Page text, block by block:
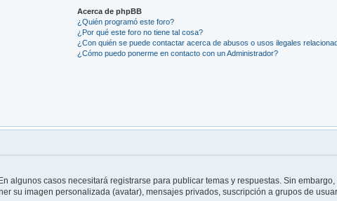
Acerca de phpBB
¿Quién programó este foro?
¿Por qué este foro no tiene tal cosa?
¿Con quién se puede contactar acerca de abusos o usos ilegales
¿Cómo puedo ponerme en contacto con un Administrador?
algunos casos necesitará registrarse para publicar temas y respuestas. Sin
su imagen personalizada (avatar), mensajes privados, suscripción a grupos de